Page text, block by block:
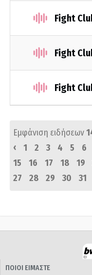
Fight
Fight
Fight
Εμφάνιση ειδήσεων
‹
1 2 3 4 5 6
15
16 17 18 19
27
28 29 30 31
ΠΟΙΟΙ ΕΙΜΑΣΤΕ